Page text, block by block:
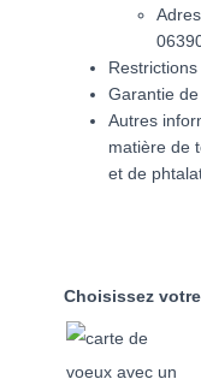
Garantie
Autres
matière de
et de
Choisissez